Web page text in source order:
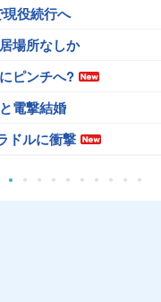
役続行へ
場所なしか
ピンチへ?
電撃結婚
ドルに衝撃